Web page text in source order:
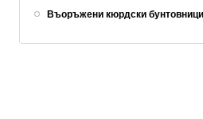
Въоръжени кюрдски